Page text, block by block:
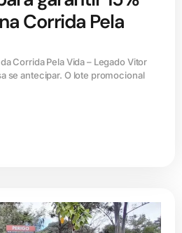
Corrida Pela
Corrida Pela Vida – Legado Vitor
se antecipar. O lote promocional